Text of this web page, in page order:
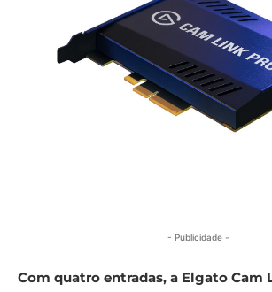
- Publicidade -
Com quatro entradas, a Elgato Cam